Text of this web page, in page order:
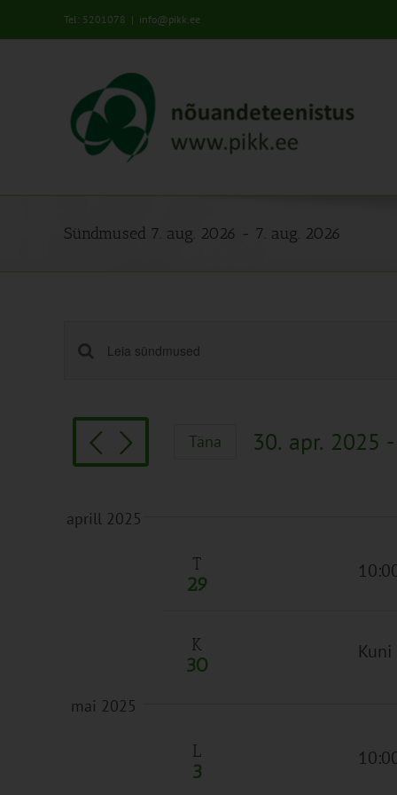
Tel: 5201078 | info@pikk.ee
Sündmused 7. aug. 2026 - 7. aug. 2026
Sündmused
Views
Navigation
Enter
for
Sündmused
by
Täna 30. apr. 2025 -
aprill 2025
T
29
K
30
Kuni
mai 2025
L
3